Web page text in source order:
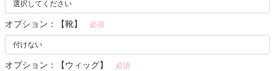
オプション：【靴】 必須
オプション：【ウィッグ】 必須